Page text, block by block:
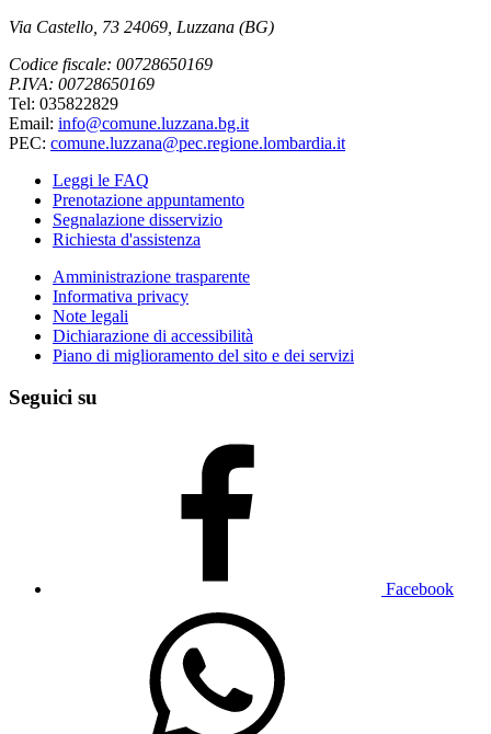
Via Castello, 73 24069, Luzzana (BG)
Codice fiscale: 00728650169
P.IVA: 00728650169
Tel: 035822829
Email: info@comune.luzzana.bg.it
PEC: comune.luzzana@pec.regione.lombardia.it
Leggi le FAQ
Prenotazione appuntamento
Segnalazione disservizio
Richiesta d'assistenza
Amministrazione trasparente
Informativa privacy
Note legali
Dichiarazione di accessibilità
Piano di miglioramento del sito e dei servizi
Seguici su
Facebook